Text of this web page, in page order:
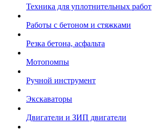
Техника для уплотнительных работ
Работы с бетоном и стяжками
Резка бетона, асфальта
Мотопомпы
Ручной инструмент
Экскаваторы
Двигатели и ЗИП двигатели